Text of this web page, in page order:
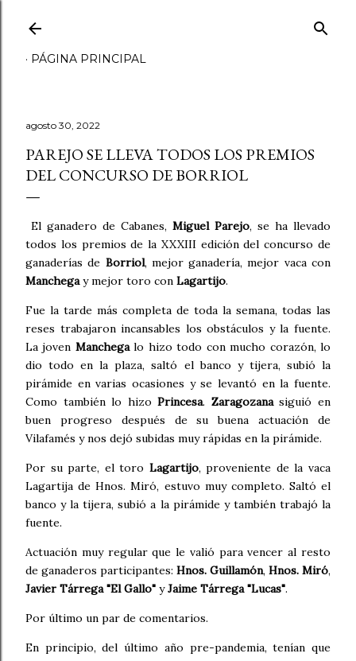
PÁGINA PRINCIPAL
agosto 30, 2022
PAREJO SE LLEVA TODOS LOS PREMIOS
DEL CONCURSO DE BORRIOL
El ganadero de Cabanes, Miguel Parejo, se ha llevado
todos los premios de la XXXIII edición del concurso de
ganaderías de Borriol, mejor ganadería, mejor vaca con
Manchegay mejor toro con Lagartijo.
Fue la tarde más completa de toda la semana, todas las
reses trabajaron incansables los obstáculos y la fuente.
La joven Manchegalo hizo todo con mucho corazón, lo
dio todo en la plaza, saltó el banco y tijera, subió la
pirámide en varias ocasiones y se levantó en la fuente.
Como también lo hizoPrincesa. Zaragozanasiguió en
buen progreso después de su buena actuación de
Vilafamés y nos dejó subidas muy rápidas en la pirámide.
Por su parte, el toro Lagartijo, proveniente de la vaca
Lagartija de Hnos. Miró, estuvo muy completo. Saltó el
banco y la tijera, subió a la pirámide y también trabajó la
fuente.
Actuación muy regular que le valió para vencer al resto
de ganaderos participantes: Hnos. Guillamón, Hnos. Miró,
Javier Tárrega "El Gallo" yJaime Tárrega "Lucas".
Por último un par de comentarios.
En principio, del último año pre-pandemia, tenían que